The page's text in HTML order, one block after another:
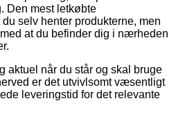
Den mest letkøbte
selv henter produkterne, men
at du befinder dig i nærheden
aktuel når du står og skal bruge
er det utvivlsomt væsentligt
leveringstid for det relevante